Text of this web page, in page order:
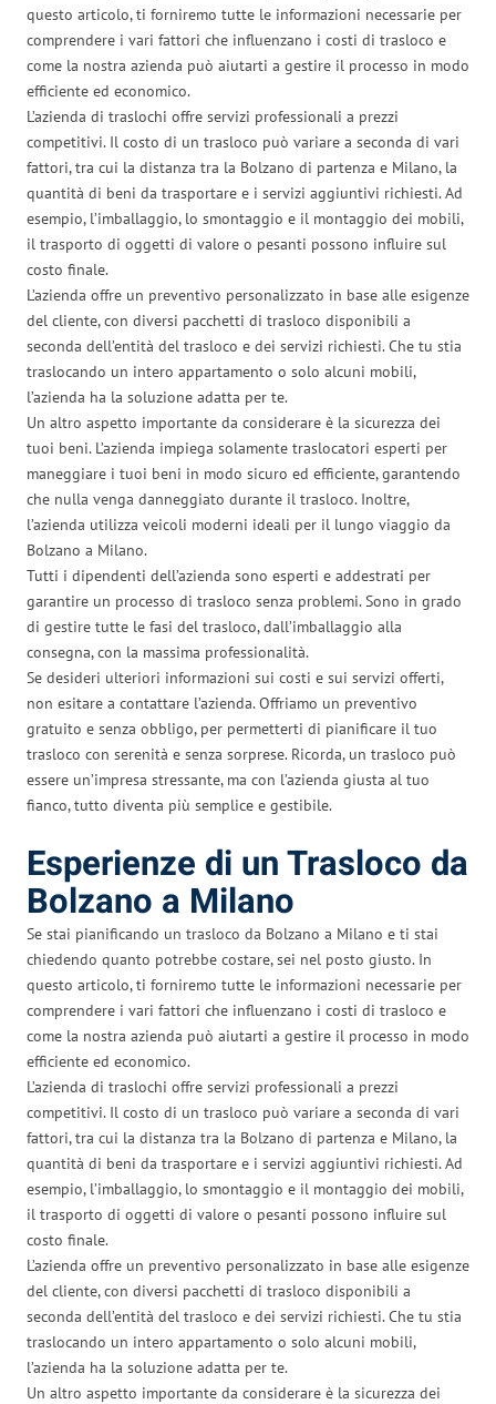
questo articolo, ti forniremo tutte le informazioni necessarie per
comprendere i vari fattori che influenzano i costi di trasloco e
come la nostra azienda può aiutarti a gestire il processo in modo
efficiente ed economico.
L’azienda di traslochi offre servizi professionali a prezzi
competitivi. Il costo di un trasloco può variare a seconda di vari
fattori, tra cui la distanza tra la Bolzano di partenza e Milano, la
quantità di beni da trasportare e i servizi aggiuntivi richiesti. Ad
esempio, l’imballaggio, lo smontaggio e il montaggio dei mobili,
il trasporto di oggetti di valore o pesanti possono influire sul
costo finale.
L’azienda offre un preventivo personalizzato in base alle esigenze
del cliente, con diversi pacchetti di trasloco disponibili a
seconda dell’entità del trasloco e dei servizi richiesti. Che tu stia
traslocando un intero appartamento o solo alcuni mobili,
l’azienda ha la soluzione adatta per te.
Un altro aspetto importante da considerare è la sicurezza dei
tuoi beni. L’azienda impiega solamente traslocatori esperti per
maneggiare i tuoi beni in modo sicuro ed efficiente, garantendo
che nulla venga danneggiato durante il trasloco. Inoltre,
l’azienda utilizza veicoli moderni ideali per il lungo viaggio da
Bolzano a Milano.
Tutti i dipendenti dell’azienda sono esperti e addestrati per
garantire un processo di trasloco senza problemi. Sono in grado
di gestire tutte le fasi del trasloco, dall’imballaggio alla
consegna, con la massima professionalità.
Se desideri ulteriori informazioni sui costi e sui servizi offerti,
non esitare a contattare l’azienda. Offriamo un preventivo
gratuito e senza obbligo, per permetterti di pianificare il tuo
trasloco con serenità e senza sorprese. Ricorda, un trasloco può
essere un’impresa stressante, ma con l’azienda giusta al tuo
fianco, tutto diventa più semplice e gestibile.
Esperienze di un Trasloco da
Bolzano a Milano
Se stai pianificando un trasloco da Bolzano a Milano e ti stai
chiedendo quanto potrebbe costare, sei nel posto giusto. In
questo articolo, ti forniremo tutte le informazioni necessarie per
comprendere i vari fattori che influenzano i costi di trasloco e
come la nostra azienda può aiutarti a gestire il processo in modo
efficiente ed economico.
L’azienda di traslochi offre servizi professionali a prezzi
competitivi. Il costo di un trasloco può variare a seconda di vari
fattori, tra cui la distanza tra la Bolzano di partenza e Milano, la
quantità di beni da trasportare e i servizi aggiuntivi richiesti. Ad
esempio, l’imballaggio, lo smontaggio e il montaggio dei mobili,
il trasporto di oggetti di valore o pesanti possono influire sul
costo finale.
L’azienda offre un preventivo personalizzato in base alle esigenze
del cliente, con diversi pacchetti di trasloco disponibili a
seconda dell’entità del trasloco e dei servizi richiesti. Che tu stia
traslocando un intero appartamento o solo alcuni mobili,
l’azienda ha la soluzione adatta per te.
Un altro aspetto importante da considerare è la sicurezza dei